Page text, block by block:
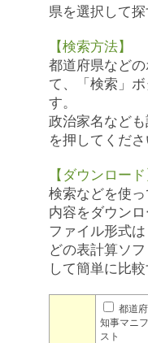
県を選択して探
【検索方法】
都道府県など
て、「検索」
す。
政治家名など
を押してくださ
【ダウンロード
検索などを使
内容をダウンロ
ファイル形式
どの表計算ソ
して簡単に比
都道
知事マニ
スト